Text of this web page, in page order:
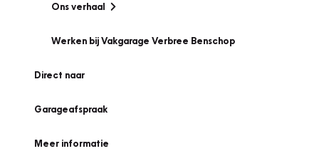
Ons verhaal
Werken bij Vakgarage Verbree Benschop
Direct naar
Garageafspraak
Meer informatie